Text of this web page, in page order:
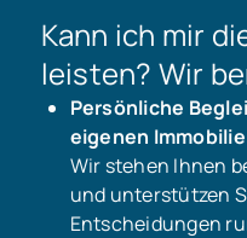
Kann ich mir
leisten? Wir
Persönliche
eigenen Immobilie
Wir stehen Ihnen
und unterstützen
Entscheidungen